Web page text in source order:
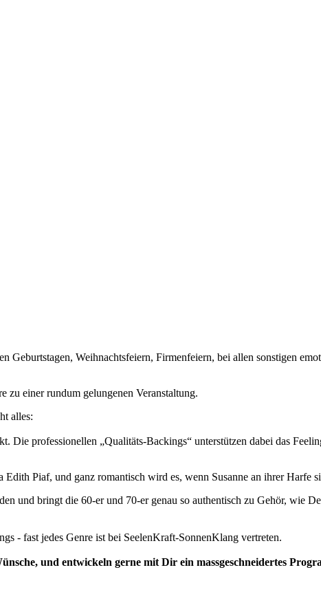
Weihnachtsfeiern, Firmenfeiern, bei allen sonstigen
zu einer rundum gelungenen Veranstaltung.
alles:
professionellen „Qualitäts-Backings“ unterstützen dabei das
Piaf, und ganz romantisch wird es, wenn Susanne an ihrer Harfe
und bringt die 60-er und 70-er genau so authentisch zu Gehör, wie
- fast jedes Genre ist bei SeelenKraft-SonnenKlang vertreten.
und entwickeln gerne mit Dir ein massgeschneidertes